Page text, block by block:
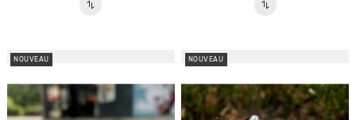
NOUVEAU NOUVEAU